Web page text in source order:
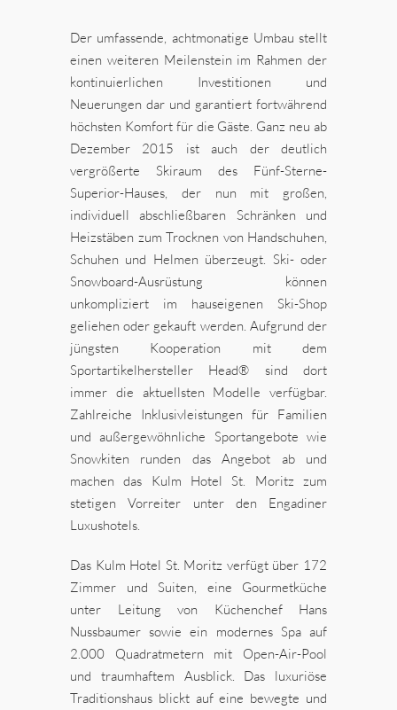
Der umfassende, achtmonatige Umbau stellt
einen weiteren Meilenstein im Rahmen der
kontinuierlichen Investitionen und
Neuerungen dar und garantiert fortwährend
höchsten Komfort für die Gäste. Ganz neu ab
Dezember 2015 ist auch der deutlich
vergrößerte Skiraum des Fünf-Sterne-
Superior-Hauses, der nun mit großen,
individuell abschließbaren Schränken und
Heizstäben zum Trocknen von Handschuhen,
Schuhen und Helmen überzeugt. Ski- oder
Snowboard-Ausrüstung können
unkompliziert im hauseigenen Ski-Shop
geliehen oder gekauft werden. Aufgrund der
jüngsten Kooperation mit dem
Sportartikelhersteller Head® sind dort
immer die aktuellsten Modelle verfügbar.
Zahlreiche Inklusivleistungen für Familien
und außergewöhnliche Sportangebote wie
Snowkiten runden das Angebot ab und
machen das Kulm Hotel St. Moritz zum
stetigen Vorreiter unter den Engadiner
Luxushotels.
Das Kulm Hotel St. Moritz verfügt über 172
Zimmer und Suiten, eine Gourmetküche
unter Leitung von Küchenchef Hans
Nussbaumer sowie ein modernes Spa auf
2.000 Quadratmetern mit Open-Air-Pool
und traumhaftem Ausblick. Das luxuriöse
Traditionshaus blickt auf eine bewegte und